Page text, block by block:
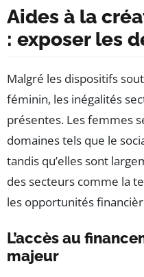
Aides à la
: exposer les
Malgré les dispositifs
féminin, les inégalités
présentes. Les femmes
domaines tels que le
tandis qu’elles sont
des secteurs comme la
les opportunités
L’accès au
majeur